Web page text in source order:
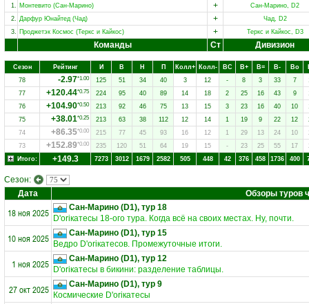
1. Монтевито (Сан-Марино) +
Сан-Марино, D2
2. Дарфур Юнайтед (Чад) +
Чад, D2
3. Проджетэк Космос (Теркс и Кайкос) + Теркс и Кайкос, D3
Команды Ст Дивизион
Сезон Рейтинг И В Н П Колл+ Колл- ВC В+ В= В- Вo
78
-2.97*1.00 125 51 34 40 3 12 - 8 3 33 7
77
+120.44*0.75 224 95 40 89 14 18 2 25 16 43 9
76
+104.90*0.50 213 92 46 75 13 15 3 23 16 40 10
75
+38.01*0.25 213 63 38 112 12 14 1 19 9 22 12
74
+86.35*0.00 215 77 45 93 16 12 1 29 13 24 10
73
+152.89*0.00 235 120 51 64 19 15 - 23 25 55 17
Итого:
+149.3 7273 3012 1679 2582 505 448 42 376 458 1736 400
Сезон:
Дата
Обзоры туров
18 ноя 2025
Сан-Марино (D1), тур 18
D'oriкатесы 18-ого тура. Когда всё на своих местах. Ну, почти.
10 ноя 2025
Сан-Марино (D1), тур 15
Ведро D'oriкатесов. Промежуточные итоги.
1 ноя 2025
Сан-Марино (D1), тур 12
D'oriкатесы в бикини: разделение таблицы.
27 окт 2025
Сан-Марино (D1), тур 9
Космические D'oriкатесы